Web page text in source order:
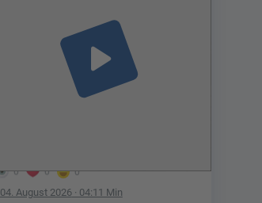
0 0 0
play_arrow
04. August 2026· 04:11 Min